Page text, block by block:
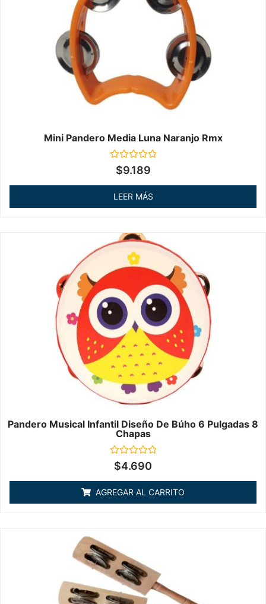
Mini Pandero Media Luna Naranjo Rmx
Valorado
en
de
$9.189
LEER MÁS
Pandero Musical Infantil Diseño De Búho 6 Pulgadas 8
Chapas
Valorado
en
de
5
$4.690
AGREGAR AL CARRITO